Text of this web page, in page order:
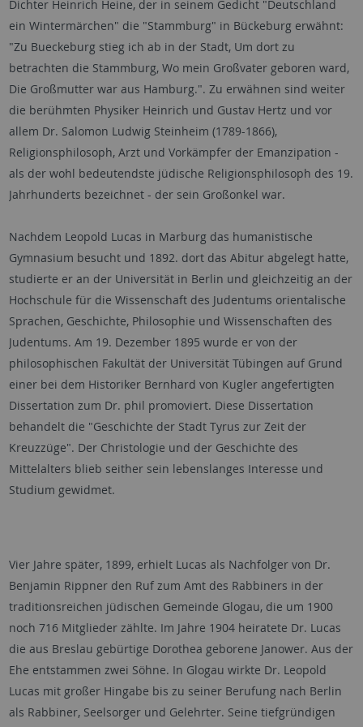
Dichter Heinrich Heine, der in seinem Gedicht "Deutschland
ein Wintermärchen" die "Stammburg" in Bückeburg erwähnt:
"Zu Bueckeburg stieg ich ab in der Stadt, Um dort zu
betrachten die Stammburg, Wo mein Großvater geboren ward,
Die Großmutter war aus Hamburg.". Zu erwähnen sind weiter
die berühmten Physiker Heinrich und Gustav Hertz und vor
allem Dr. Salomon Ludwig Steinheim (1789-1866),
Religionsphilosoph, Arzt und Vorkämpfer der Emanzipation -
als der wohl bedeutendste jüdische Religionsphilosoph des 19.
Jahrhunderts bezeichnet - der sein Großonkel war.
Nachdem Leopold Lucas in Marburg das humanistische
Gymnasium besucht und 1892. dort das Abitur abgelegt hatte,
studierte er an der Universität in Berlin und gleichzeitig an der
Hochschule für die Wissenschaft des Judentums orientalische
Sprachen, Geschichte, Philosophie und Wissenschaften des
Judentums. Am 19. Dezember 1895 wurde er von der
philosophischen Fakultät der Universität Tübingen auf Grund
einer bei dem Historiker Bernhard von Kugler angefertigten
Dissertation zum Dr. phil promoviert. Diese Dissertation
behandelt die "Geschichte der Stadt Tyrus zur Zeit der
Kreuzzüge". Der Christologie und der Geschichte des
Mittelalters blieb seither sein lebenslanges Interesse und
Studium gewidmet.
Vier Jahre später, 1899, erhielt Lucas als Nachfolger von Dr.
Benjamin Rippner den Ruf zum Amt des Rabbiners in der
traditionsreichen jüdischen Gemeinde Glogau, die um 1900
noch 716 Mitglieder zählte. Im Jahre 1904 heiratete Dr. Lucas
die aus Breslau gebürtige Dorothea geborene Janower. Aus der
Ehe entstammen zwei Söhne. In Glogau wirkte Dr. Leopold
Lucas mit großer Hingabe bis zu seiner Berufung nach Berlin
als Rabbiner, Seelsorger und Gelehrter. Seine tiefgründigen